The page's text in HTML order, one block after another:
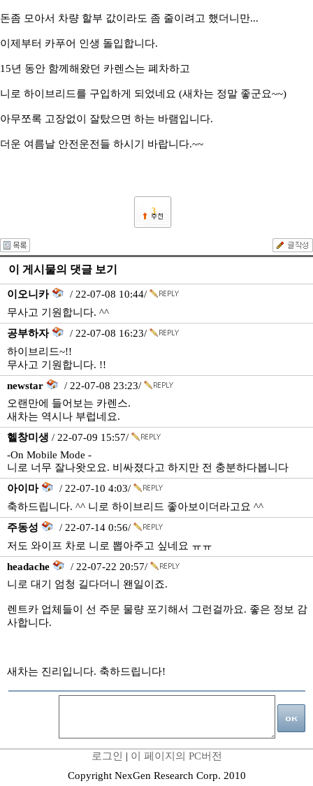
돈좀 모아서 차량 할부 값이라도 좀 줄이려고 했더니만...
이제부터 카푸어 인생 돌입합니다.
15년 동안 함께해왔던 카렌스는 폐차하고
니로 하이브리드를 구입하게 되었네요 (새차는 정말 좋군요~~)
아무쪼록 고장없이 잘탔으면 하는 바램입니다.
더운 여름날 안전운전들 하시기 바랍니다.~~
3
이 게시물의 댓글 보기
이오니카
/ 22-07-08 10:44/
무사고 기원합니다. ^^
공부하자
/ 22-07-08 16:23/
하이브리드~!!
무사고 기원합니다. !!
newstar
/ 22-07-08 23:23/
오랜만에 들어보는 카렌스.
새차는 역시나 부럽네요.
헬창미생 / 22-07-09 15:57/
-On Mobile Mode -
니로 너무 잘나왓오요. 비싸졌다고 하지만 전 충분하다봅니다
아이마
/ 22-07-10 4:03/
축하드립니다. ^^ 니로 하이브리드 좋아보이더라고요 ^^
주동성
/ 22-07-14 0:56/
저도 와이프 차로 니로 뽑아주고 싶네요 ㅠㅠ
headache
/ 22-07-22 20:57/
니로 대기 엄청 길다더니 왠일이죠.
렌트카 업체들이 선 주문 물량 포기해서 그런걸까요. 좋은 정보 감
사합니다.
새차는 진리입니다. 축하드립니다!
로그인 | 이 페이지의 PC버전
Copyright NexGen Research Corp. 2010